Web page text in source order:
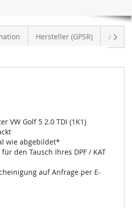
Hersteller (GPSR)
VW Golf 5 2.0 TDI (1K1)
wie abgebildet*
den Tausch Ihres DPF / KAT
auf Anfrage per E-